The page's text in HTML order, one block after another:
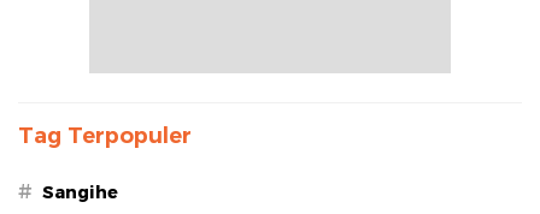
Tag Terpopuler
# Sangihe